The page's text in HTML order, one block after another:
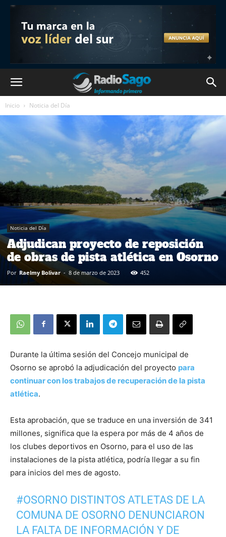
Inicio Noticia del Día
Noticia del Día
Adjudican proyecto de reposición
de obras de pista atlética en Osorno
Por Raelmy Bolivar - 8 de marzo de 2023 452
Durante la última sesión del Concejo municipal de
Osorno se aprobó la adjudicación del proyecto para
continuar con los trabajos de recuperación de la pista
atlética.
Esta aprobación, que se traduce en una inversión de 341
millones, significa que la espera por más de 4 años de
los clubes deportivos en Osorno, para el uso de las
instalaciones de la pista atlética, podría llegar a su fin
para inicios del mes de agosto.
#OSORNO DISTINTOS ATLETAS DE LA
COMUNA DE OSORNO DENUNCIARON
LA FALTA DE INFORMACIÓN Y DE